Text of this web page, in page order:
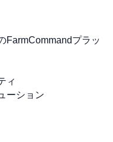
FarmCommandプラッ
ィ
ーション